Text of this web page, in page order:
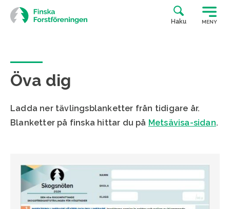
suoraan
sisältöön
Haku MENY
Öva dig
Ladda ner tävlingsblanketter från tidigare år.
Blanketter på finska hittar du på Metsävisa-sidan.